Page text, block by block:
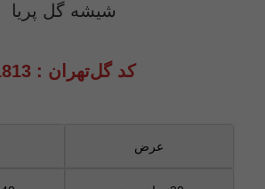
شیشه گل پریا
کد گل‌تهران : 1813
عرض